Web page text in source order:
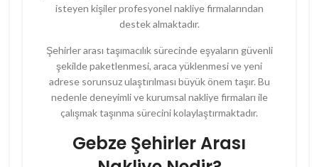
isteyen kişiler profesyonel nakliye firmalarından
destek almaktadır.
Şehirler arası taşımacılık sürecinde eşyaların güvenli
şekilde paketlenmesi, araca yüklenmesi ve yeni
adrese sorunsuz ulaştırılması büyük önem taşır. Bu
nedenle deneyimli ve kurumsal nakliye firmaları ile
çalışmak taşınma sürecini kolaylaştırmaktadır.
Gebze Şehirler Arası